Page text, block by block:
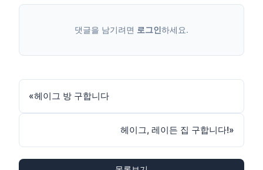
댓글을 남기려면 로그인하세요.
«헤이그 방 구합니다
헤이그, 레이든 집 구합니다!»